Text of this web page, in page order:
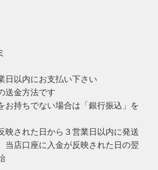
日以内にお支払い下さい
送金方法です
お持ちでない場合は「銀行振込」を
映された日から３営業日以内に発送
当店口座に入金が反映された日の翌